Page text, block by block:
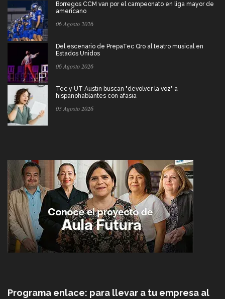
Borregos CCM van por el campeonato en liga mayor de
americano
06 Agosto 2026
Del escenario de PrepaTec Qro al teatro musical en
Estados Unidos
06 Agosto 2026
Tec y UT Austin buscan "devolver la voz" a
hispanohablantes con afasia
05 Agosto 2026
Programa enlace: para llevar a tu empresa al